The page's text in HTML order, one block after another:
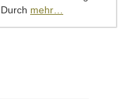
mehr…